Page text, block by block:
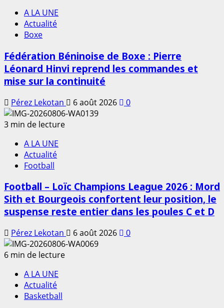
A LA UNE
Actualité
Boxe
Fédération Béninoise de Boxe : Pierre
Léonard Hinvi reprend les commandes et
mise sur la continuité
Pérez Lekotan 6 août 2026
0
3 min de lecture
A LA UNE
Actualité
Football
Football – Loïc Champions League 2026 : Mord
Sith et Bourgeois confortent leur position, le
suspense reste entier dans les poules C et D
Pérez Lekotan 6 août 2026
0
6 min de lecture
A LA UNE
Actualité
Basketball